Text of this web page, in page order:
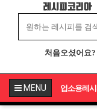
처음오셨어요?
MENU 업소용레시